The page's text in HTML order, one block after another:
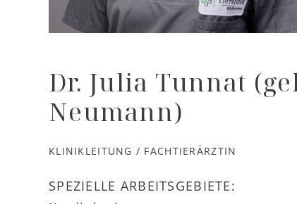
Dr. Julia Tunnat
Neumann)
KLINIKLEITUNG / FACHTIERÄRZTIN
SPEZIELLE ARBEITSGEBIETE: